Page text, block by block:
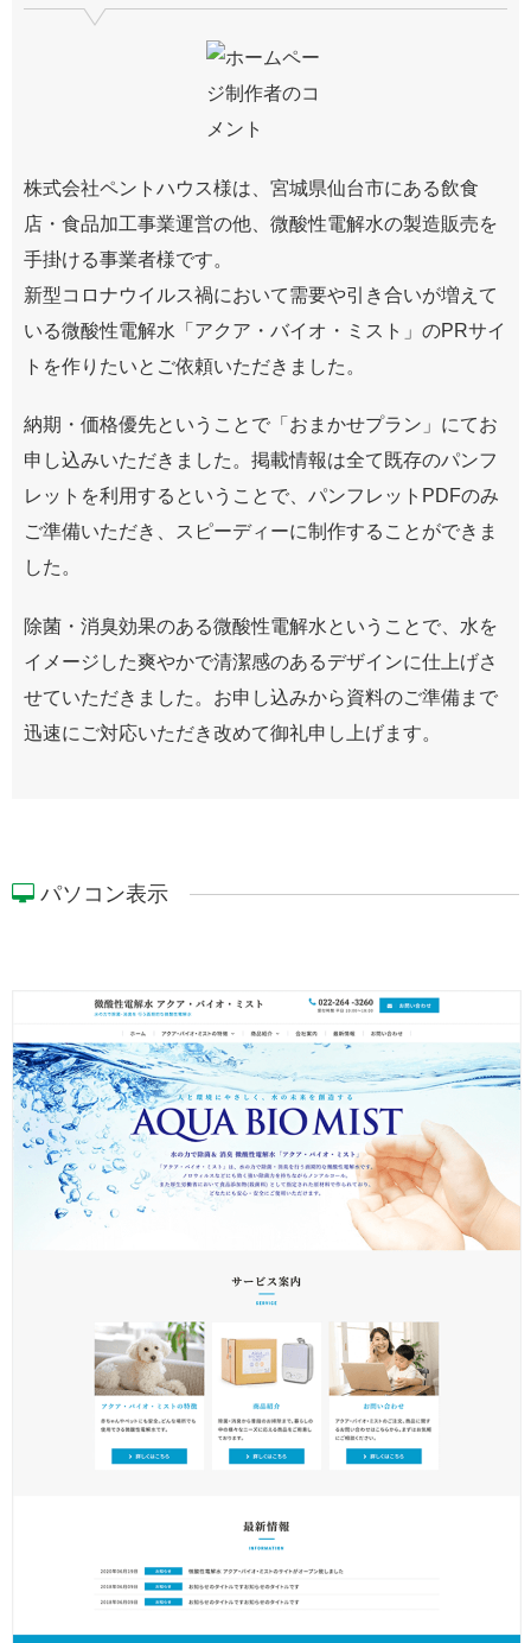
株式会社ペントハウス様は、宮城県仙台市にある飲食
店・食品加工事業運営の他、微酸性電解水の製造販売を
手掛ける事業者様です。
新型コロナウイルス禍において需要や引き合いが増えて
いる微酸性電解水「アクア・バイオ・ミスト」のPRサイ
トを作りたいとご依頼いただきました。
納期・価格優先ということで「おまかせプラン」にてお
申し込みいただきました。掲載情報は全て既存のパンフ
レットを利用するということで、パンフレットPDFのみ
ご準備いただき、スピーディーに制作することができま
した。
除菌・消臭効果のある微酸性電解水ということで、水を
イメージした爽やかで清潔感のあるデザインに仕上げさ
せていただきました。お申し込みから資料のご準備まで
迅速にご対応いただき改めて御礼申し上げます。
パソコン表示